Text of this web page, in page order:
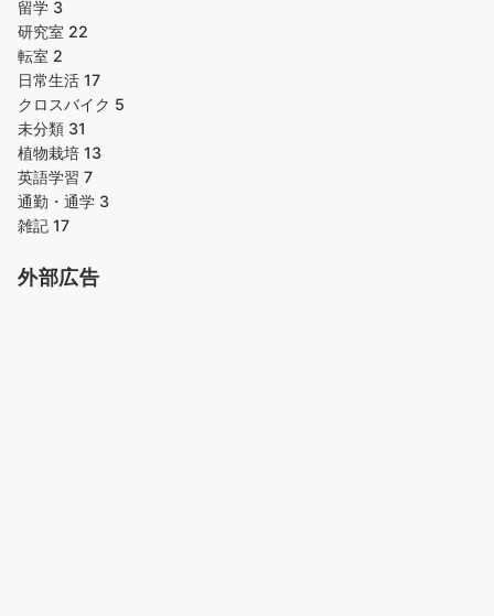
留学 3
研究室 22
転室 2
日常生活 17
クロスバイク 5
未分類 31
植物栽培 13
英語学習 7
通勤・通学 3
雑記 17
外部広告